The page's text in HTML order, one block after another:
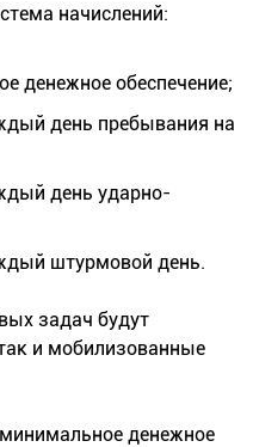
начислений:
денежное обеспечение;
день пребывания на
день ударно-
штурмовой день.
задач будут
и мобилизованные
денежное